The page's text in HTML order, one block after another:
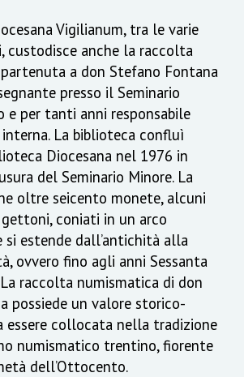
Vigilianum, tra le varie
custodisce anche la raccolta
a don Stefano Fontana
presso il Seminario
e per tanti anni responsabile
La biblioteca confluì
Diocesana nel 1976 in
del Seminario Minore. La
oltre seicento monete, alcuni
coniati in un arco
si estende dall’antichità alla
ovvero fino agli anni Sessanta
raccolta numismatica di don
possiede un valore storico-
collocata nella tradizione
numismatico trentino, fiorente
dell’Ottocento.